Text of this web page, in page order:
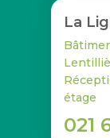
La
étage
021